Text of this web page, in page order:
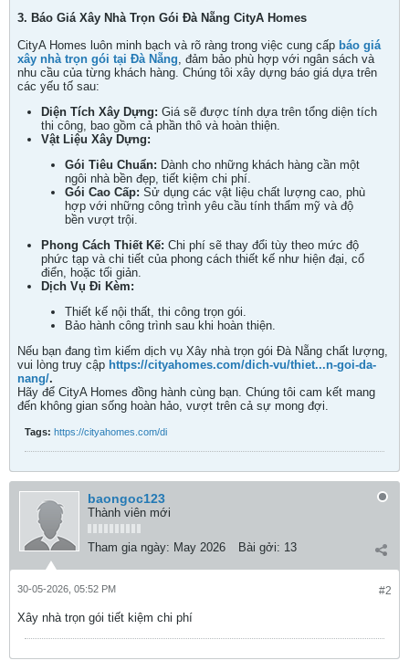
3. Báo Giá Xây Nhà Trọn Gói Đà Nẵng CityA Homes
CityA Homes luôn minh bạch và rõ ràng trong việc cung cấp báo giá
xây nhà trọn gói tại Đà Nẵng, đảm bảo phù hợp với ngân sách và
nhu cầu của từng khách hàng. Chúng tôi xây dựng báo giá dựa trên
các yếu tố sau:
Diện Tích Xây Dựng: Giá sẽ được tính dựa trên tổng diện tích
thi công, bao gồm cả phần thô và hoàn thiện.
Vật Liệu Xây Dựng:
Gói Tiêu Chuẩn: Dành cho những khách hàng cần một
ngôi nhà bền đẹp, tiết kiệm chi phí.
Gói Cao Cấp: Sử dụng các vật liệu chất lượng cao, phù
hợp với những công trình yêu cầu tính thẩm mỹ và độ
bền vượt trội.
Phong Cách Thiết Kế: Chi phí sẽ thay đổi tùy theo mức độ
phức tạp và chi tiết của phong cách thiết kế như hiện đại, cổ
điển, hoặc tối giản.
Dịch Vụ Đi Kèm:
Thiết kế nội thất, thi công trọn gói.
Bảo hành công trình sau khi hoàn thiện.
Nếu bạn đang tìm kiếm dịch vụ Xây nhà trọn gói Đà Nẵng chất lượng,
vui lòng truy cập https://cityahomes.com/dich-vu/thiet...n-goi-da-
nang/.
Hãy để CityA Homes đồng hành cùng bạn. Chúng tôi cam kết mang
đến không gian sống hoàn hảo, vượt trên cả sự mong đợi.
Tags: https://cityahomes.com/di
baongoc123
Thành viên mới
Tham gia ngày: May 2026 Bài gởi: 13
#2
30-05-2026, 05:52 PM
Xây nhà trọn gói tiết kiệm chi phí